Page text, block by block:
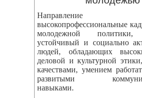
Направление
высокопрофессиональные
молодежной политики,
устойчивый и социально
людей, обладающих
деловой и культурной
качествами, умением
развитыми
навыками.